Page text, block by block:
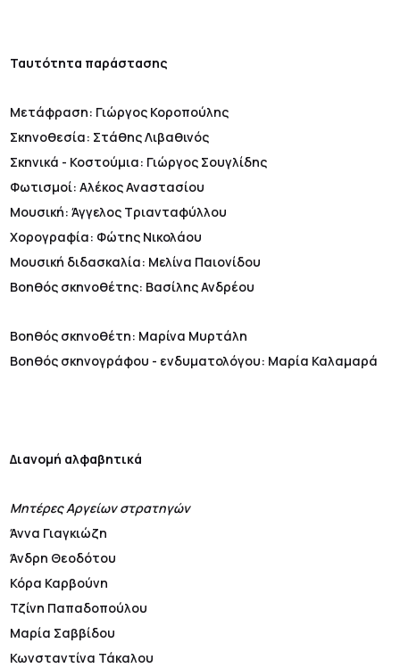
Ταυτότητα παράστασης
Μετάφραση: Γιώργος Κοροπούλης
Σκηνοθεσία: Στάθης Λιβαθινός
Σκηνικά - Κοστούμια: Γιώργος Σουγλίδης
Φωτισμοί: Αλέκος Αναστασίου
Μουσική: Άγγελος Τριανταφύλλου
Χορογραφία: Φώτης Νικολάου
Μουσική διδασκαλία: Μελίνα Παιονίδου
Βοηθός σκηνοθέτης: Βασίλης Ανδρέου
Βοηθός σκηνοθέτη: Μαρίνα Μυρτάλη
Βοηθός σκηνογράφου - ενδυματολόγου: Μαρία Καλαμαρά
Διανομή αλφαβητικά
Μητέρες Αργείων στρατηγών
Άννα Γιαγκιώζη
Άνδρη Θεοδότου
Κόρα Καρβούνη
Τζίνη Παπαδοπούλου
Μαρία Σαββίδου
Κωνσταντίνα Τάκαλου